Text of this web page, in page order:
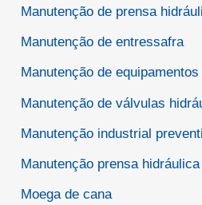
Manutenção de prensa
Manutenção de entressafra
Manutenção de
Manutenção de válvulas
Manutenção industrial
Manutenção prensa hidráulica
Moega de cana